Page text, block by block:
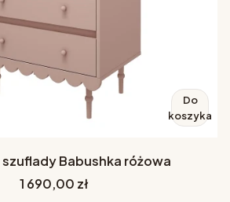
Do
koszyka
szuflady Babushka różowa
Cena
1 690,00 zł